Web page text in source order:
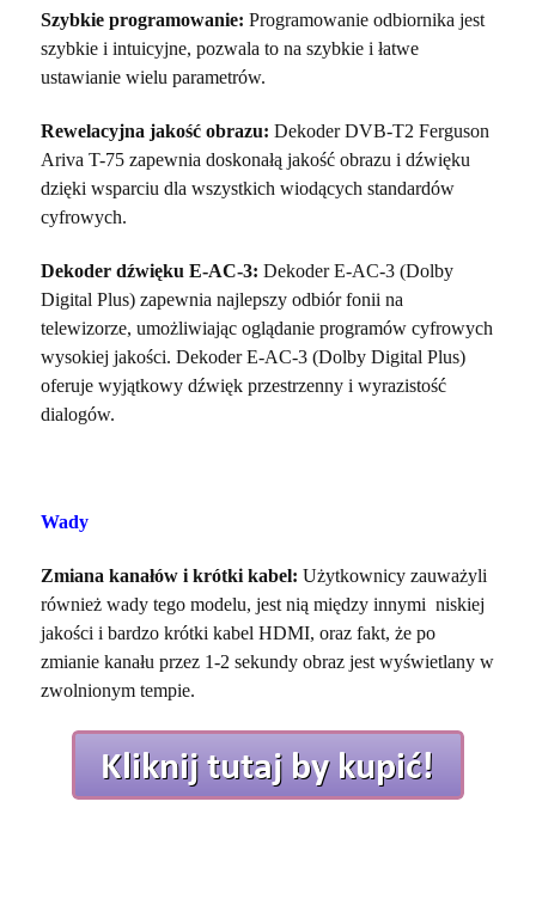
Szybkie programowanie: Programowanie odbiornika jest
szybkie i intuicyjne, pozwala to na szybkie i łatwe
ustawianie wielu parametrów.
Rewelacyjna jakość obrazu: Dekoder DVB-T2 Ferguson
Ariva T-75 zapewnia doskonałą jakość obrazu i dźwięku
dzięki wsparciu dla wszystkich wiodących standardów
cyfrowych.
Dekoder dźwięku E-AC-3: Dekoder E-AC-3 (Dolby
Digital Plus) zapewnia najlepszy odbiór fonii na
telewizorze, umożliwiając oglądanie programów cyfrowych
wysokiej jakości. Dekoder E-AC-3 (Dolby Digital Plus)
oferuje wyjątkowy dźwięk przestrzenny i wyrazistość
dialogów.
Wady
Zmiana kanałów i krótki kabel: Użytkownicy zauważyli
również wady tego modelu, jest nią między innymi niskiej
jakości i bardzo krótki kabel HDMI, oraz fakt, że po
zmianie kanału przez 1-2 sekundy obraz jest wyświetlany w
zwolnionym tempie.